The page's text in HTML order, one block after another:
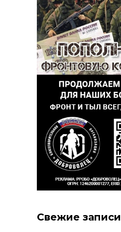
Свежие записи